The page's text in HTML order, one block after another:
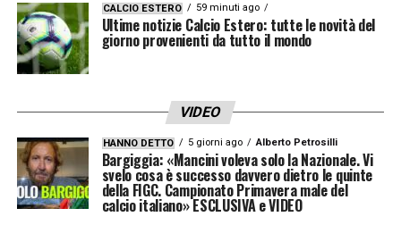
CALCIO ESTERO 59 minuti ago
Ultime notizie Calcio Estero: tutte le novità del
giorno provenienti da tutto il mondo
VIDEO
HANNO DETTO 5 giorni ago Alberto Petrosilli
Bargiggia: «Mancini voleva solo la Nazionale. Vi
svelo cosa è successo davvero dietro le quinte
della FIGC. Campionato Primavera male del
calcio italiano» ESCLUSIVA e VIDEO